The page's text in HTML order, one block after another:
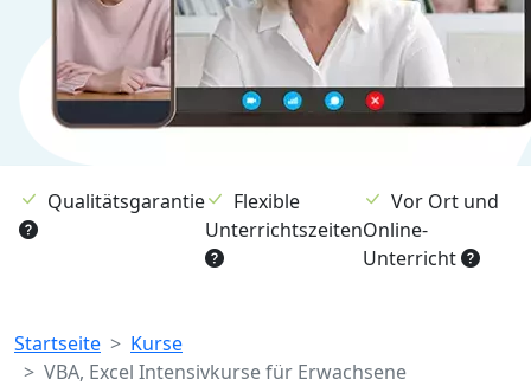
Qualitätsgarantie
Flexible
Unterrichtszeiten
Vor Ort und
Online-
Unterricht
Breadcrumb
Startseite
Kurse
VBA, Excel Intensivkurse für Erwachsene